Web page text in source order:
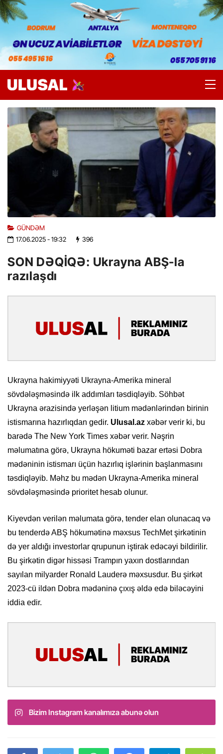
GÜNDƏM
17.06.2025- 19:32 396
SON DƏQİQƏ: Ukrayna ABŞ-la
razılaşdı
Ukrayna hakimiyyəti Ukrayna-Amerika mineral
sövdələşməsində ilk addımları təsdiqləyib. Söhbət
Ukrayna ərazisində yerləşən litium mədənlərindən birinin
istismarına hazırlıqdan gedir. Ulusal.az xəbər verir ki, bu
barədə The New York Times xəbər verir. Nəşrin
məlumatına görə, Ukrayna hökuməti bazar ertəsi Dobra
mədəninin istismarı üçün hazırlıq işlərinin başlanmasını
təsdiqləyib. Məhz bu mədən Ukrayna-Amerika mineral
sövdələşməsində prioritet hesab olunur.
Kiyevdən verilən məlumata görə, tender elan olunacaq və
bu tenderdə ABŞ hökumətinə məxsus TechMet şirkətinin
də yer aldığı investorlar qrupunun iştirak edəcəyi bildirilir.
Bu şirkətin digər hissəsi Trampın yaxın dostlarından
sayılan milyarder Ronald Lauderə məxsusdur. Bu şirkət
2023-cü ildən Dobra mədəninə çıxış əldə edə biləcəyini
iddia edir.
Bizim Instagram kanalımıza abunə olun